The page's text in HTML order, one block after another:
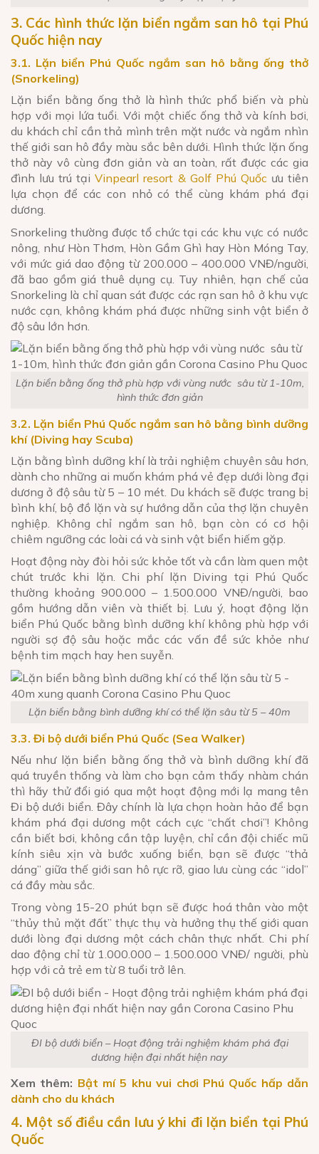
3. Các hình thức lặn biển ngắm san hô tại Phú
Quốc hiện nay
3.1. Lặn biển Phú Quốc ngắm san hô bằng ống thở
(Snorkeling)
Lặn biển bằng ống thở là hình thức phổ biến và phù
hợp với mọi lứa tuổi. Với một chiếc ống thở và kính bơi,
du khách chỉ cần thả mình trên mặt nước và ngắm nhìn
thế giới san hô đầy màu sắc bên dưới. Hình thức lặn ống
thở này vô cùng đơn giản và an toàn, rất được các gia
đình lưu trú tạiVinpearl resort & Golf Phú Quốc ưu tiên
lựa chọn để các con nhỏ có thể cùng khám phá đại
dương.
Snorkeling thường được tổ chức tại các khu vực có nước
nông, như Hòn Thơm, Hòn Gầm Ghì hay Hòn Móng Tay,
với mức giá dao động từ 200.000 – 400.000 VNĐ/người,
đã bao gồm giá thuê dụng cụ. Tuy nhiên, hạn chế của
Snorkeling là chỉ quan sát được các rạn san hô ở khu vực
nước cạn, không khám phá được những sinh vật biển ở
độ sâu lớn hơn.
Lặn biển bằng ống thở phù hợp với vùng nước sâu từ 1-10m,
hình thức đơn giản
3.2. Lặn biển Phú Quốc ngắm san hô bằng bình dưỡng
khí (Diving hay Scuba)
Lặn bằng bình dưỡng khí là trải nghiệm chuyên sâu hơn,
dành cho những ai muốn khám phá vẻ đẹp dưới lòng đại
dương ở độ sâu từ 5 – 10 mét. Du khách sẽ được trang bị
bình khí, bộ đồ lặn và sự hướng dẫn của thợ lặn chuyên
nghiệp. Không chỉ ngắm san hô, bạn còn có cơ hội
chiêm ngưỡng các loài cá và sinh vật biển hiếm gặp.
Hoạt động này đòi hỏi sức khỏe tốt và cần làm quen một
chút trước khi lặn. Chi phí lặn Diving tại Phú Quốc
thường khoảng 900.000 – 1.500.000 VNĐ/người, bao
gồm hướng dẫn viên và thiết bị. Lưu ý, hoạt động lặn
biển Phú Quốc bằng bình dưỡng khí không phù hợp với
người sợ độ sâu hoặc mắc các vấn đề sức khỏe như
bệnh tim mạch hay hen suyễn.
Lặn biển bằng bình dưỡng khí có thể lặn sâu từ 5 – 40m
3.3. Đi bộ dưới biển Phú Quốc (Sea Walker)
Nếu như lặn biển bằng ống thở và bình dưỡng khí đã
quá truyền thống và làm cho bạn cảm thấy nhàm chán
thì hãy thử đổi gió qua một hoạt động mới lạ mang tên
Đi bộ dưới biển. Đây chính là lựa chọn hoàn hảo để bạn
khám phá đại dương một cách cực “chất chơi”! Không
cần biết bơi, không cần tập luyện, chỉ cần đội chiếc mũ
kính siêu xịn và bước xuống biển, bạn sẽ được “thả
dáng” giữa thế giới san hô rực rỡ, giao lưu cùng các “idol”
cá đầy màu sắc.
Trong vòng 15-20 phút bạn sẽ được hoá thân vào một
“thủy thủ mặt đất” thực thụ và hưởng thụ thế giới quan
dưới lòng đại dương một cách chân thực nhất. Chi phí
dao động chỉ từ 1.000.000 – 1.500.000 VNĐ/ người, phù
hợp với cả trẻ em từ 8 tuổi trở lên.
ĐI bộ dưới biển – Hoạt động trải nghiệm khám phá đại
dương hiện đại nhất hiện nay
Xem thêm: Bật mí 5 khu vui chơi Phú Quốc hấp dẫn
dành cho du khách
4. Một số điều cần lưu ý khi đi lặn biển tại Phú
Quốc